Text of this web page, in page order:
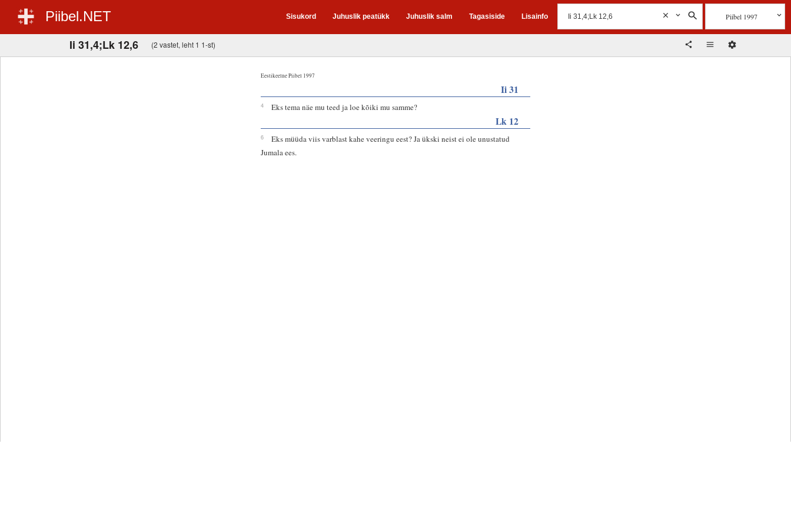
Piibel.NET Sisukord Juhuslik peatükk Juhuslik salm Tagasiside Lisainfo Piibel 1997
Ii 31,4;Lk 12,6 (2 vastet, leht 1 1-st)
Eestikeelne Piibel 1997
Ii 31
4 Eks tema näe mu teed ja loe kõiki mu samme?
Lk 12
6
Eks müüda viis varblast kahe veeringu eest? Ja ükski neist ei ole unustatud
Jumala ees.